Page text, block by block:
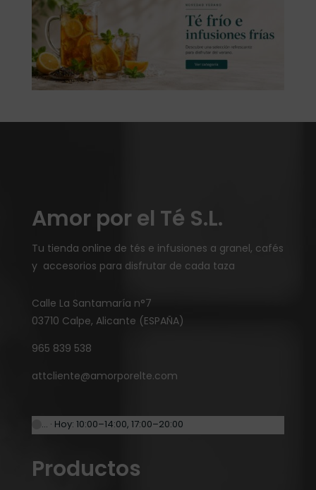
Amor por el Té S.L.
Tu tienda online de tés e infusiones a granel, cafés
y accesorios para disfrutar de cada taza
Calle La Santamaría n°7
03710 Calpe, Alicante (ESPAÑA)
965 839 538
attcliente@amorporelte.com
… · Hoy: 10:00–14:00, 17:00–20:00
Productos